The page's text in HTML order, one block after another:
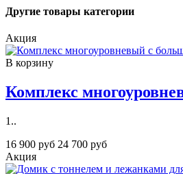
Другие товары категории
Акция
В корзину
Комплекс
1..
16 900 руб 24 700 руб
Акция